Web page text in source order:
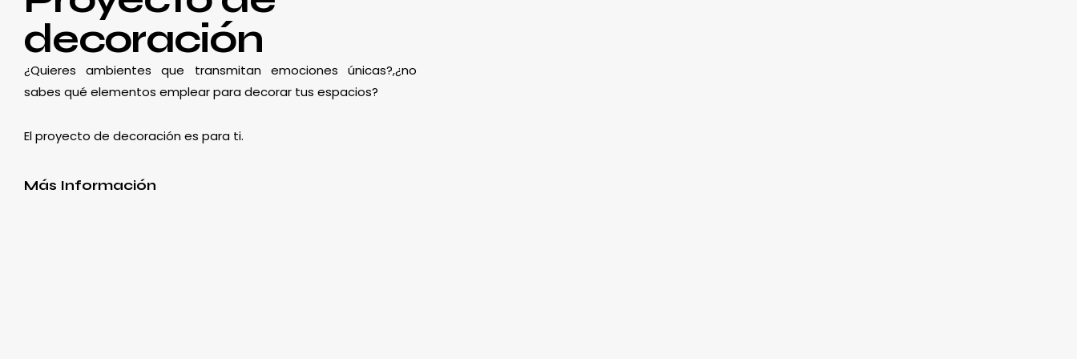
decoración
¿Quieres ambientes que transmitan emociones únicas?,¿no
sabes qué elementos emplear para decorar tus espacios?
El proyecto de decoración es para ti.
Más Información